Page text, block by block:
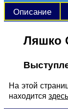
Описание
Ляшко
На этой
находится здесь